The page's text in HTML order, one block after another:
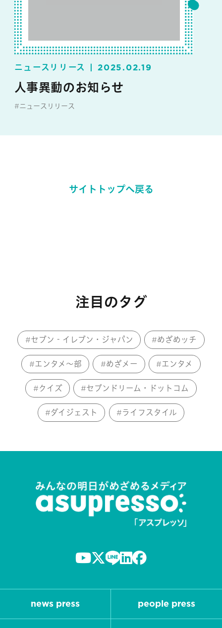
ニュースリリース 2025.02.19
人事異動のお知らせ
#ニュースリリース
サイトトップへ戻る
注目のタグ
セブン‐イレブン・ジャパン めざめッチ
エンタメ～部 めざメー エンタメ
クイズ セブンドリーム・ドットコム
ダイジェスト ライフスタイル
news press people press